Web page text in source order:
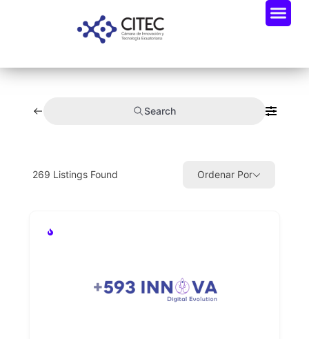
Search
269 Listings Found Ordenar Por